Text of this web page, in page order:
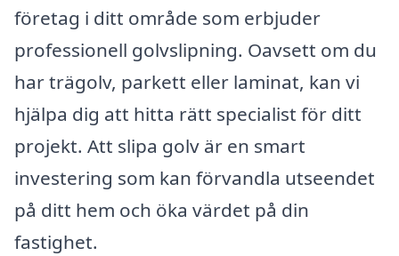
företag i ditt område som erbjuder
professionell golvslipning. Oavsett om du
har trägolv, parkett eller laminat, kan vi
hjälpa dig att hitta rätt specialist för ditt
projekt. Att slipa golv är en smart
investering som kan förvandla utseendet
på ditt hem och öka värdet på din
fastighet.